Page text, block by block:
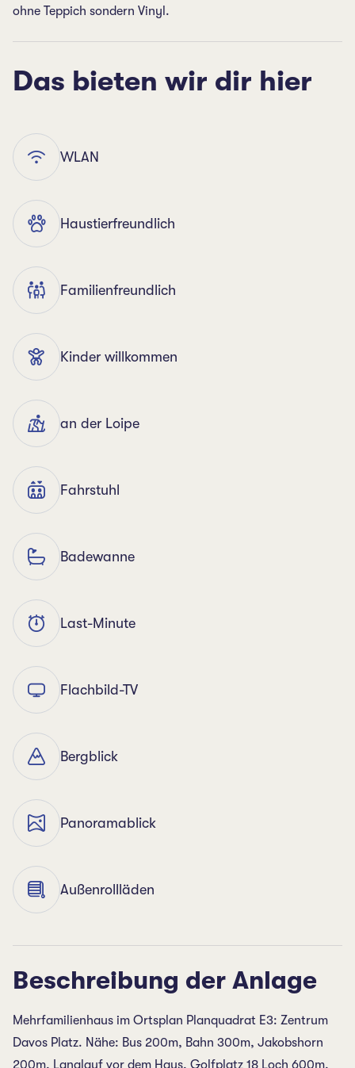
ohne Teppich sondern Vinyl.
Das bieten wir dir hier
WLAN
Haustierfreundlich
Familienfreundlich
Kinder willkommen
an der Loipe
Fahrstuhl
Badewanne
Last-Minute
Flachbild-TV
Bergblick
Panoramablick
Außenrollläden
Beschreibung der Anlage
Mehrfamilienhaus im Ortsplan Planquadrat E3: Zentrum
Davos Platz. Nähe: Bus 200m, Bahn 300m, Jakobshorn
200m, Langlauf vor dem Haus, Golfplatz 18 Loch 600m,